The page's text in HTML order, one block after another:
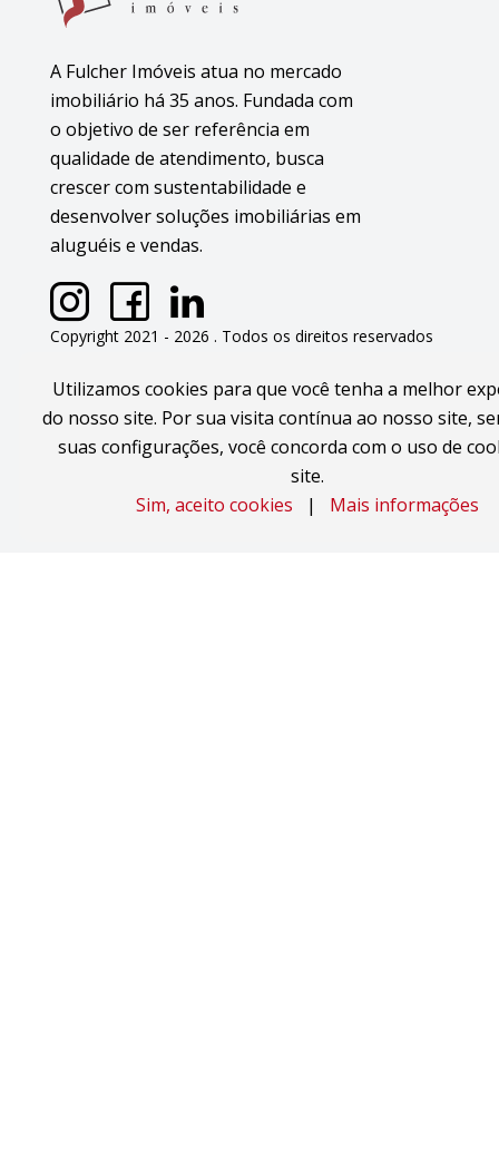
Utilizamos cookies para que você tenha a melhor
do nosso site. Por sua visita contínua ao nosso site,
suas configurações, você concorda com o uso de
site.
Sim, aceito cookies | Mais informações
Copyright 2021 - 2026 . Todos os direitos reservados
*Consulte disponibilidade e valores, pois os imóveis
anunciados estão sujeitos a alteração.
A Fulcher Imóveis atua no mercado
imobiliário há 35 anos. Fundada com
o objetivo de ser referência em
qualidade de atendimento, busca
crescer com sustentabilidade e
desenvolver soluções imobiliárias em
aluguéis e vendas.